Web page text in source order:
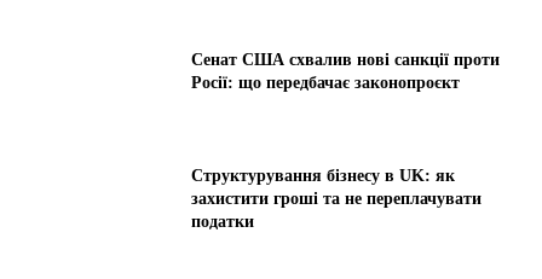
Сенат США схвалив нові санкції проти
Росії: що передбачає законопроєкт
Структурування бізнесу в UK: як
захистити гроші та не переплачувати
податки